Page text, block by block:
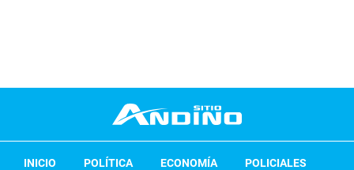
INICIO POLÍTICA ECONOMÍA
POLICIALES